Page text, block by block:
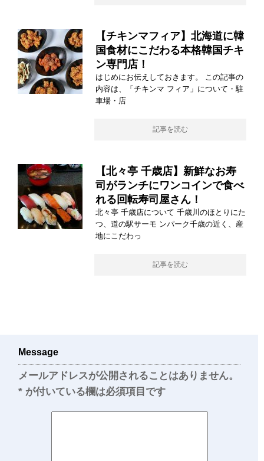
【チキンマフィア】北海道に韓
国食材にこだわる本格韓国チキ
ン専門店！
はじめにお伝えしておきます。 この記事の
内容は、「チキンマ フィア」について・駐
車場・店
記事を読む
【北々亭 千歳店】新鮮なお寿
司がランチにワンコインで食べ
れる回転寿司屋さん！
北々亭 千歳店について 千歳川のほとりにた
つ、道の駅サーモ ンパーク千歳の近く、産
地にこだわっ
記事を読む
Message
メールアドレスが公開されることはありません。
* が付いている欄は必須項目です